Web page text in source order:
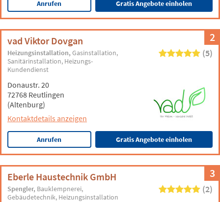
Anrufen Gratis Angebote einholen
2
vad Viktor Dovgan
Heizungsinstallation Gasinstallation
Sanitärinstallation Heizungs-
Kundendienst
(5)
Donaustr. 20
72768 Reutlingen
(Altenburg)
Kontaktdetails anzeigen
Anrufen Gratis Angebote einholen
3
Eberle Haustechnik GmbH
Spengler Bauklempnerei
Gebäudetechnik Heizungsinstallation
(2)